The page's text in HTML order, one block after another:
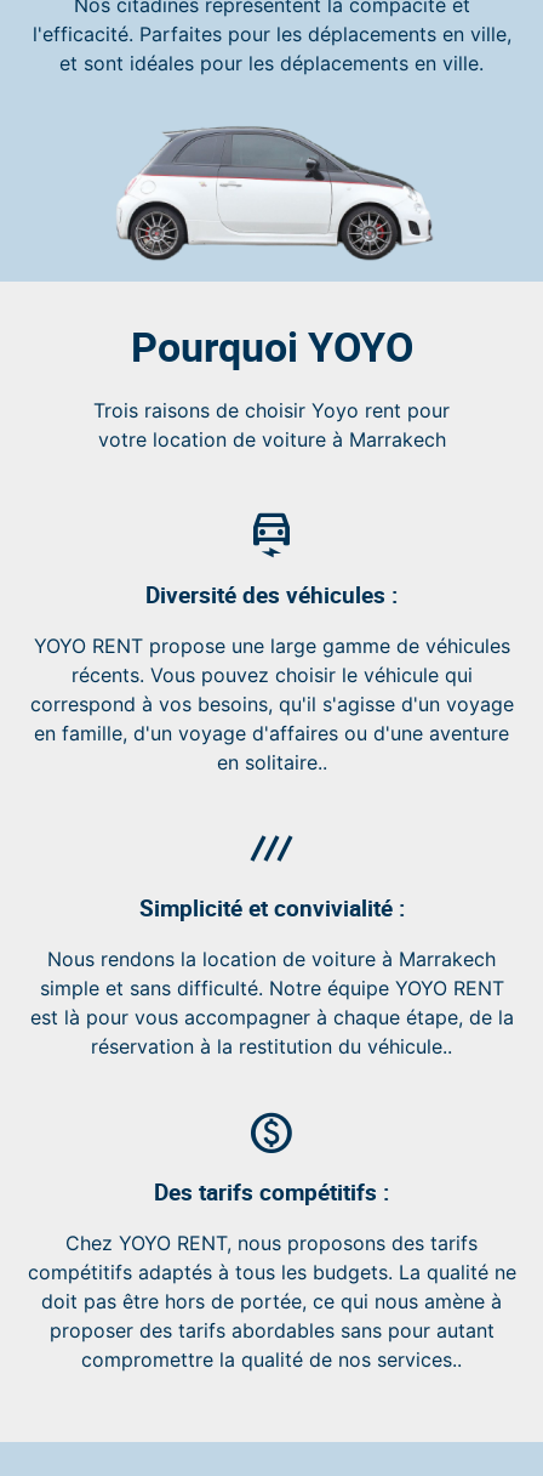
l'efficacité. Parfaites pour les déplacements en ville,
et sont idéales pour les déplacements en ville.
Pourquoi YOYO
Trois raisons de choisir Yoyo rent pour
votre location de voiture à Marrakech
electric_car
Diversité des véhicules :
YOYO RENT propose une large gamme de véhicules
récents. Vous pouvez choisir le véhicule qui
correspond à vos besoins, qu'il s'agisse d'un voyage
en famille, d'un voyage d'affaires ou d'une aventure
en solitaire..
process_chart
Simplicité et convivialité :
Nous rendons la location de voiture à Marrakech
simple et sans difficulté. Notre équipe YOYO RENT
est là pour vous accompagner à chaque étape, de la
réservation à la restitution du véhicule..
paid
Des tarifs compétitifs :
Chez YOYO RENT, nous proposons des tarifs
compétitifs adaptés à tous les budgets. La qualité ne
doit pas être hors de portée, ce qui nous amène à
proposer des tarifs abordables sans pour autant
compromettre la qualité de nos services..